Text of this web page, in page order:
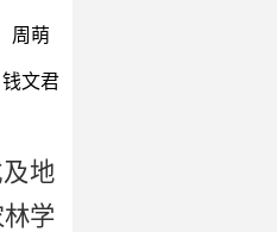
周萌
钱文君
地
学